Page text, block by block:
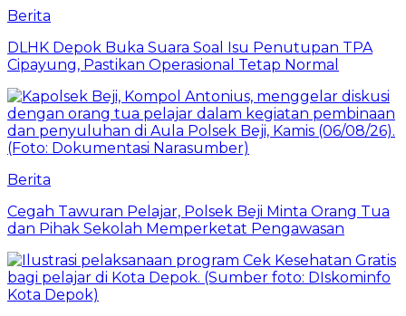
Berita
DLHK Depok Buka Suara Soal Isu Penutupan TPA
Cipayung, Pastikan Operasional Tetap Normal
Berita
Cegah Tawuran Pelajar, Polsek Beji Minta Orang Tua
dan Pihak Sekolah Memperketat Pengawasan